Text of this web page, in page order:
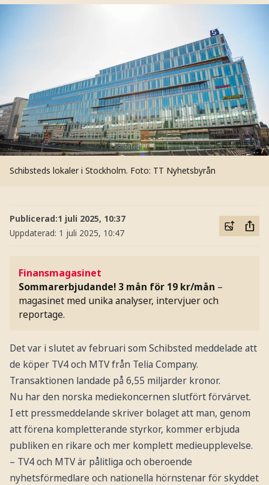
Schibsteds lokaler i Stockholm. Foto: TT Nyhetsbyrån
Publicerad:1 juli 2025, 10:37
Uppdaterad: 1 juli 2025, 10:47
Finansmagasinet
Sommarerbjudande! 3 mån för 19 kr/mån –
magasinet med unika analyser, intervjuer och
reportage.
Det var i slutet av februari som Schibsted meddelade att
de köper TV4 och MTV från Telia Company.
Transaktionen landade på 6,55 miljarder kronor.
Nu har den norska mediekoncernen slutfört förvärvet.
I ett pressmeddelande skriver bolaget att man, genom
att förena kompletterande styrkor, kommer erbjuda
publiken en rikare och mer komplett medieupplevelse.
– TV4 och MTV är pålitliga och oberoende
nyhetsförmedlare och nationella hörnstenar för skyddet